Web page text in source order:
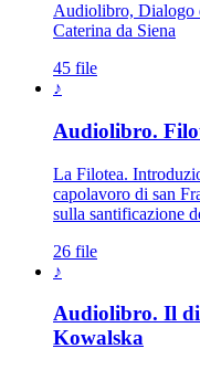
Audiolibro, Dialogo
Caterina da Siena
45 file
♪
Audiolibro.
La Filotea.
capolavoro di san
sulla santificazione
26 file
♪
Audiolibro. Il
Kowalska